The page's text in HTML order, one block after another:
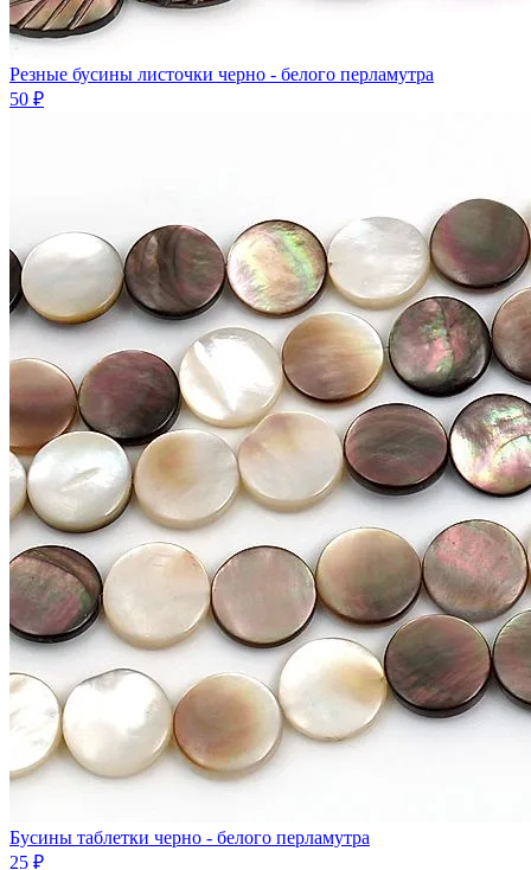
Резные бусины листочки черно - белого перламутра
50 ₽
Бусины таблетки черно - белого перламутра
25 ₽